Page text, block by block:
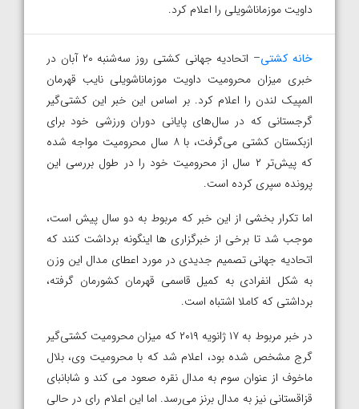
داویت موزماناشویلی را اعلام کرد.
خانه کشتی
– اتحادیه جهانی کشتی روز سه‌شنبه ۲۰ آبان در
خبری میزان محرومیت داویت موزماناشویلی نایب قهرمان
المپیک لندن را اعلام کرد. بر اساس این خبر این کشتی‌گیر
گرجستانی که در سال‌های پایانی دوران ورزشی خود برای
ازبکستان کشتی می‌گرفت، با ۸ سال محرومیت مواجه شده
که پیش‌تر ۲ سال از محرومیت خود را در طول بررسی این
پرونده سپری کرده است.
اما تکرار بخشی از این خبر که مربوط به دو سال پیش است،
موجب شد تا برخی از خبرگزاری ها اینگونه برداشت کنند که
اتحادیه جهانی تصمیم جدیدی در مورد اعطای مدال این وزن
به شکل انفرادی به کمیل قاسمی قهرمان کشورمان گرفته،
برداشتی که کاملا اشتباه است.
در خبر مربوط به ۱۷ ژانویه ۲۰۱۹ که میزان محرومیت کشتی‌گیر
گرج مشخص شده بود، اعلام شد که با محرومیت وی، بلال
ماخوف از عنوان سوم به مدال نقره صعود می کند و شابانبای
قزاقستانی نیز به مدال برنز می‌رسد. اما این اعلام رای در حالی